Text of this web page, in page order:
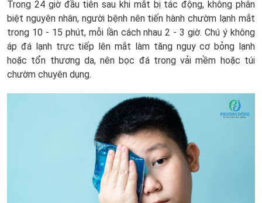
Trong 24 giờ đầu tiên sau khi mắt bị tác động, không phân
biệt nguyên nhân, người bệnh nên tiến hành chườm lạnh mắt
trong 10 - 15 phút, mỗi lần cách nhau 2 - 3 giờ. Chú ý không
áp đá lạnh trực tiếp lên mắt làm tăng nguy cơ bỏng lạnh
hoặc tổn thương da, nên bọc đá trong vải mềm hoặc túi
chườm chuyên dụng.